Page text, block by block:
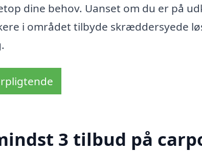
dine behov. Uanset om du er på
i området tilbyde skræddersyede
3 tilbud på